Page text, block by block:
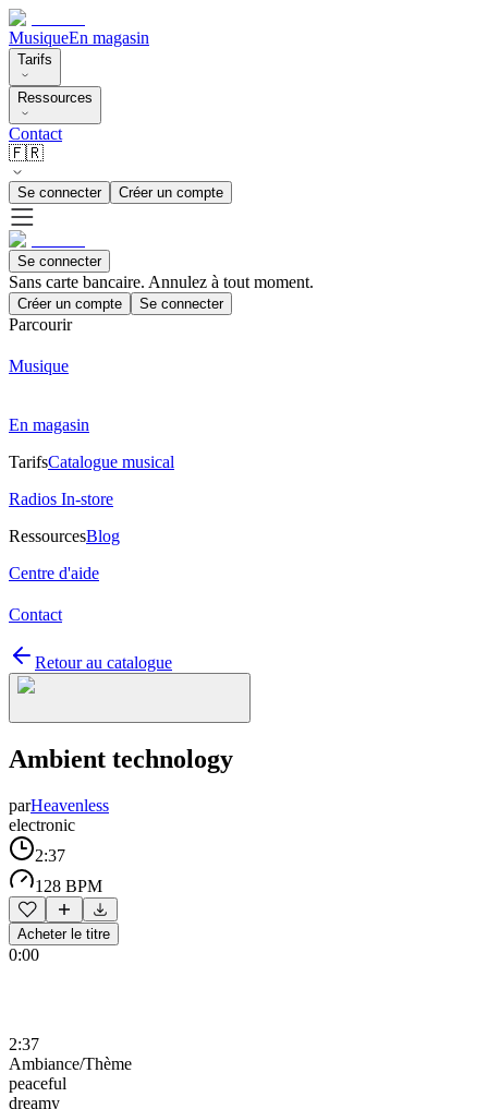
MusiqueEn magasin
Tarifs
Ressources
Contact
🇫🇷
Se connecter Créer un compte
Se connecter
Sans carte bancaire. Annulez à tout moment.
Créer un compte Se connecter
Parcourir
Musique
En magasin
TarifsCatalogue musical
Radios In-store
RessourcesBlog
Centre d'aide
Contact
Retour au catalogue
Ambient technology
parHeavenless
electronic
2:37
128 BPM
Acheter le titre
0:00
2:37
Ambiance/Thème
peaceful
dreamy